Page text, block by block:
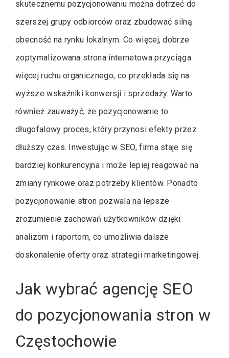
skutecznemu pozycjonowaniu można dotrzeć do
szerszej grupy odbiorców oraz zbudować silną
obecność na rynku lokalnym. Co więcej, dobrze
zoptymalizowana strona internetowa przyciąga
więcej ruchu organicznego, co przekłada się na
wyższe wskaźniki konwersji i sprzedaży. Warto
również zauważyć, że pozycjonowanie to
długofalowy proces, który przynosi efekty przez
dłuższy czas. Inwestując w SEO, firma staje się
bardziej konkurencyjna i może lepiej reagować na
zmiany rynkowe oraz potrzeby klientów. Ponadto
pozycjonowanie stron pozwala na lepsze
zrozumienie zachowań użytkowników dzięki
analizom i raportom, co umożliwia dalsze
doskonalenie oferty oraz strategii marketingowej.
Jak wybrać agencję SEO
do pozycjonowania stron w
Częstochowie